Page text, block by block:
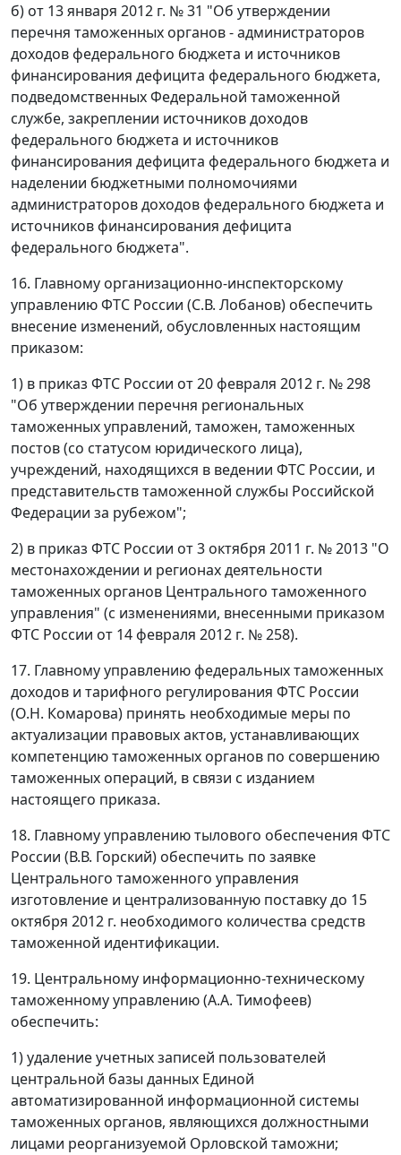
б) от 13 января 2012 г. № 31 "Об утверждении
перечня таможенных органов - администраторов
доходов федерального бюджета и источников
финансирования дефицита федерального бюджета,
подведомственных Федеральной таможенной
службе, закреплении источников доходов
федерального бюджета и источников
финансирования дефицита федерального бюджета и
наделении бюджетными полномочиями
администраторов доходов федерального бюджета и
источников финансирования дефицита
федерального бюджета".
16. Главному организационно-инспекторскому
управлению ФТС России (С.В. Лобанов) обеспечить
внесение изменений, обусловленных настоящим
приказом:
1) в приказ ФТС России от 20 февраля 2012 г. № 298
"Об утверждении перечня региональных
таможенных управлений, таможен, таможенных
постов (со статусом юридического лица),
учреждений, находящихся в ведении ФТС России, и
представительств таможенной службы Российской
Федерации за рубежом";
2) в приказ ФТС России от 3 октября 2011 г. № 2013 "О
местонахождении и регионах деятельности
таможенных органов Центрального таможенного
управления" (с изменениями, внесенными приказом
ФТС России от 14 февраля 2012 г. № 258).
17. Главному управлению федеральных таможенных
доходов и тарифного регулирования ФТС России
(О.Н. Комарова) принять необходимые меры по
актуализации правовых актов, устанавливающих
компетенцию таможенных органов по совершению
таможенных операций, в связи с изданием
настоящего приказа.
18. Главному управлению тылового обеспечения ФТС
России (В.В. Горский) обеспечить по заявке
Центрального таможенного управления
изготовление и централизованную поставку до 15
октября 2012 г. необходимого количества средств
таможенной идентификации.
19. Центральному информационно-техническому
таможенному управлению (А.А. Тимофеев)
обеспечить:
1) удаление учетных записей пользователей
центральной базы данных Единой
автоматизированной информационной системы
таможенных органов, являющихся должностными
лицами реорганизуемой Орловской таможни;